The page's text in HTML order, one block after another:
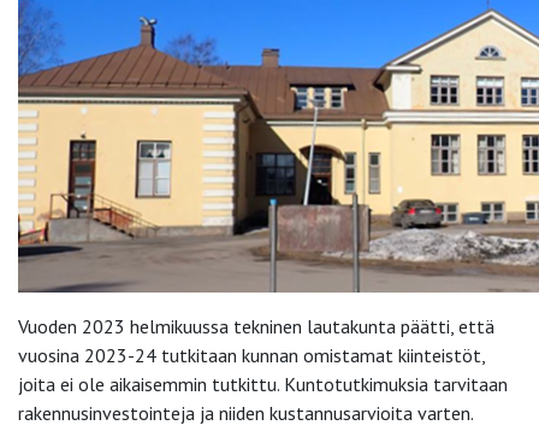
Vuoden 2023 helmikuussa tekninen lautakunta päätti, että
vuosina 2023-24 tutkitaan kunnan omistamat kiinteistöt,
joita ei ole aikaisemmin tutkittu. Kuntotutkimuksia tarvitaan
rakennusinvestointeja ja niiden kustannusarvioita varten.